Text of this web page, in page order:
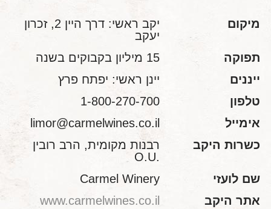
מיקום
יקב ראשי: דרך היין 2, זכרון
יעקב
תפוקה
15 מיליון בקבוקים בשנה
ייננים
יינן ראשי: יפתח פרץ
טלפון
1-800-270-700
אימייל
limor@carmelwines.co.il
כשרות היקב
רבנות מקומית, הרב רובין
.O.U
שם לועזי
Carmel Winery
אתר היקב
www.carmelwines.co.il